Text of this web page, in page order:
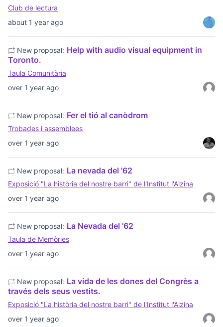
about 1 year ago
Club de lectura
over 1 year ago
New proposal: Help with audio visual equipment in
Toronto.
Taula Comunitària
over 1 year ago
New proposal: Fer el tió al canòdrom
Trobades i assemblees
over 1 year ago
New proposal: La nevada del '62
Exposició "La història del nostre barri" de l'Institut l'Alzina
over 1 year ago
New proposal: La Nevada del '62
Taula de Memòries
over 1 year ago
New proposal: La vida de les dones del Congrès a
través dels seus vestits.
Exposició "La història del nostre barri" de l'Institut l'Alzina